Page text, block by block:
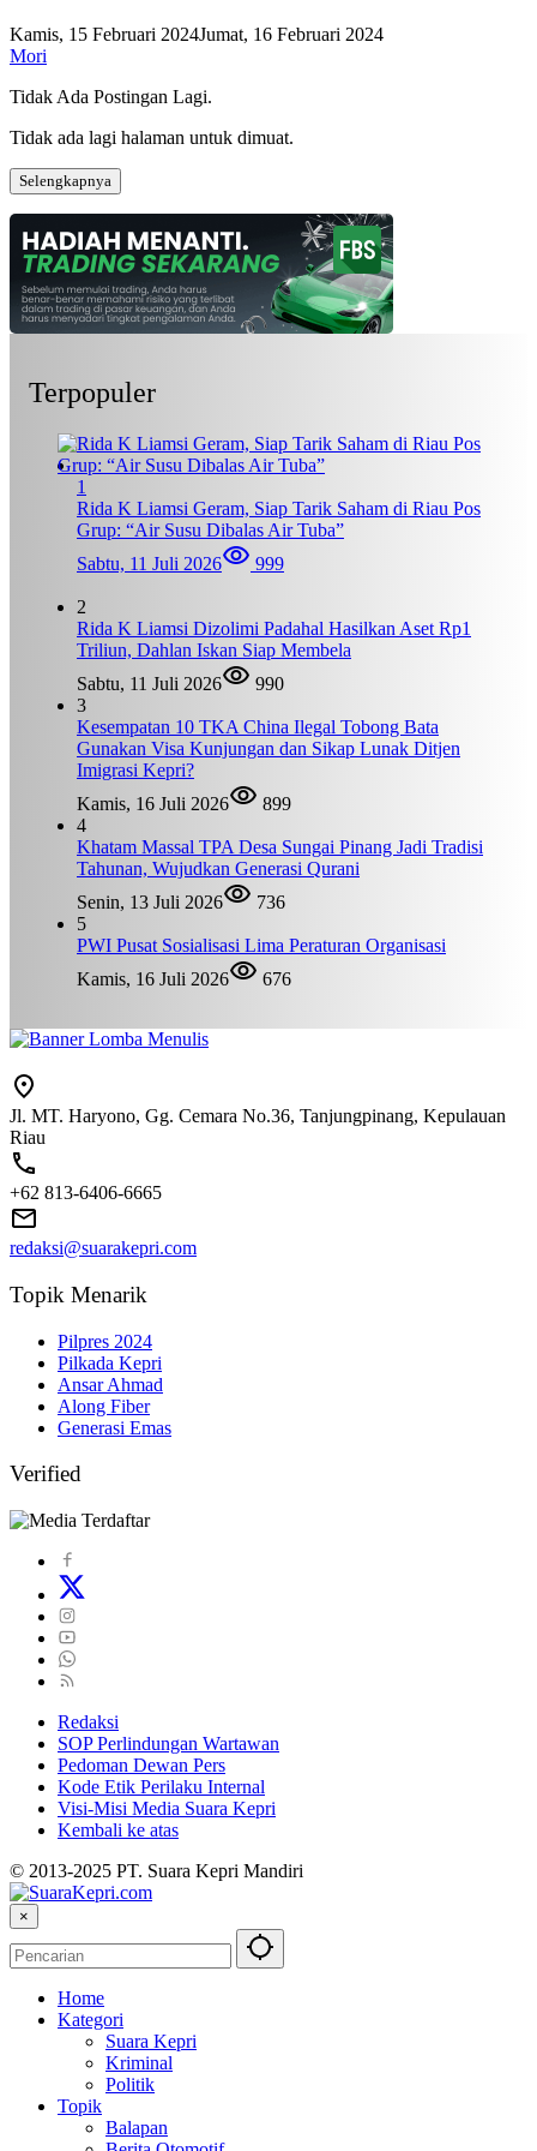
Kamis, 15 Februari 2024Jumat, 16 Februari 2024
Mori
Tidak Ada Postingan Lagi.
Tidak ada lagi halaman untuk dimuat.
Selengkapnya
Terpopuler
1
Rida K Liamsi Geram, Siap Tarik Saham di Riau Pos
Grup: “Air Susu Dibalas Air Tuba”
Sabtu, 11 Juli 2026
999
2
Rida K Liamsi Dizolimi Padahal Hasilkan Aset Rp1
Triliun, Dahlan Iskan Siap Membela
Sabtu, 11 Juli 2026
990
3
Kesempatan 10 TKA China Ilegal Tobong Bata
Gunakan Visa Kunjungan dan Sikap Lunak Ditjen
Imigrasi Kepri?
Kamis, 16 Juli 2026
899
4
Khatam Massal TPA Desa Sungai Pinang Jadi Tradisi
Tahunan, Wujudkan Generasi Qurani
Senin, 13 Juli 2026
736
5
PWI Pusat Sosialisasi Lima Peraturan Organisasi
Kamis, 16 Juli 2026
676
Jl. MT. Haryono, Gg. Cemara No.36, Tanjungpinang, Kepulauan
Riau
+62 813-6406-6665
redaksi@suarakepri.com
Topik Menarik
Pilpres 2024
Pilkada Kepri
Ansar Ahmad
Along Fiber
Generasi Emas
Verified
Redaksi
SOP Perlindungan Wartawan
Pedoman Dewan Pers
Kode Etik Perilaku Internal
Visi-Misi Media Suara Kepri
Kembali ke atas
© 2013-2025 PT. Suara Kepri Mandiri
×
Home
Kategori
Suara Kepri
Kriminal
Politik
Topik
Balapan